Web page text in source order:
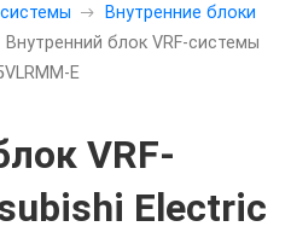
Внутренние блоки
Внутренний блок VRF-системы
E
VRF-
Electric